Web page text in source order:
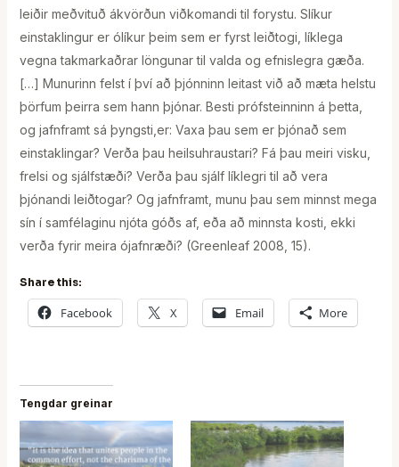
leiðir meðvituð ákvörðun viðkomandi til forystu. Slíkur
einstaklingur er ólíkur þeim sem er fyrst leiðtogi, líklega
vegna takmarkaðrar löngunar til valda og efnislegra gæða.
[…] Munurinn felst í því að þjónninn leitast við að mæta helstu
þörfum þeirra sem hann þjónar. Besti prófsteinninn á þetta,
og jafnframt sá þyngsti,er: Vaxa þau sem er þjónað sem
einstaklingar? Verða þau heilsuhraustari? Fá þau meiri visku,
frelsi og sjálfstæði? Verða þau sjálf líklegri til að vera
þjónandi leiðtogar? Og jafnframt, munu þau sem minnst mega
sín í samfélaginu njóta góðs af, eða að minnsta kosti, ekki
verða fyrir meira ójafnræði? (Greenleaf 2008, 15).
Share this:
Facebook X Email More
Tengdar greinar